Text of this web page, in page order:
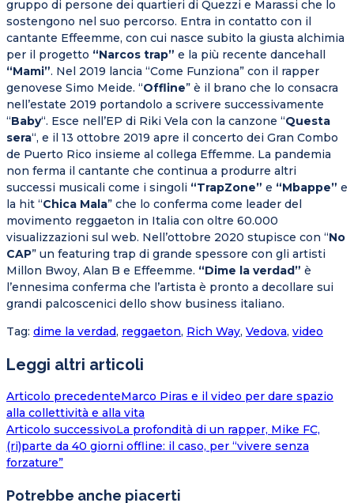
gruppo di persone dei quartieri di Quezzi e Marassi che lo
sostengono nel suo percorso. Entra in contatto con il
cantante Effeemme, con cui nasce subito la giusta alchimia
per il progetto “Narcos trap” e la più recente dancehall
“Mami”. Nel 2019 lancia “Come Funziona” con il rapper
genovese Simo Meide. “Offline” è il brano che lo consacra
nell’estate 2019 portandolo a scrivere successivamente
“Baby“. Esce nell’EP di Riki Vela con la canzone “Questa
sera“, e il 13 ottobre 2019 apre il concerto dei Gran Combo
de Puerto Rico insieme al collega Effemme. La pandemia
non ferma il cantante che continua a produrre altri
successi musicali come i singoli “TrapZone” e “Mbappe” e
la hit “Chica Mala” che lo conferma come leader del
movimento reggaeton in Italia con oltre 60.000
visualizzazioni sul web. Nell’ottobre 2020 stupisce con “No
CAP” un featuring trap di grande spessore con gli artisti
Millon Bwoy, Alan B e Effeemme. “Dime la verdad” è
l’ennesima conferma che l’artista è pronto a decollare sui
grandi palcoscenici dello show business italiano.
Tag: dime la verdad, reggaeton, Rich Way, Vedova, video
Leggi altri articoli
Articolo precedenteMarco Piras e il video per dare spazio
alla collettività e alla vita
Articolo successivoLa profondità di un rapper, Mike FC,
(ri)parte da 40 giorni offline: il caso, per “vivere senza
forzature”
Potrebbe anche piacerti